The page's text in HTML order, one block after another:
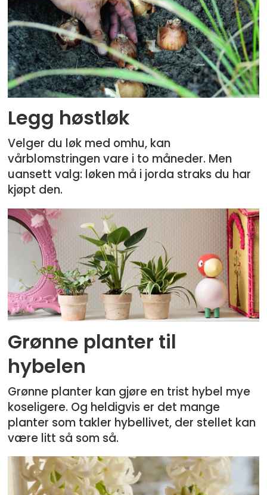
Legg høstløk
Velger du løk med omhu, kan
vårblomstringen vare i to måneder. Men
uansett valg: løken må i jorda straks du har
kjøpt den.
Grønne planter til
hybelen
Grønne planter kan gjøre en trist hybel mye
koseligere. Og heldigvis er det mange
planter som takler hybellivet, der stellet kan
være litt så som så.